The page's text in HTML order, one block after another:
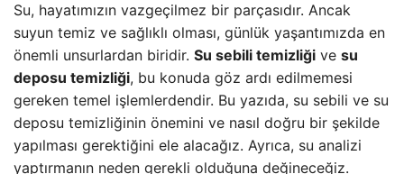
Su, hayatımızın vazgeçilmez bir parçasıdır. Ancak
suyun temiz ve sağlıklı olması, günlük yaşantımızda en
önemli unsurlardan biridir. Su sebili temizliği ve su
deposu temizliği, bu konuda göz ardı edilmemesi
gereken temel işlemlerdendir. Bu yazıda, su sebili ve su
deposu temizliğinin önemini ve nasıl doğru bir şekilde
yapılması gerektiğini ele alacağız. Ayrıca, su analizi
yaptırmanın neden gerekli olduğuna değineceğiz.